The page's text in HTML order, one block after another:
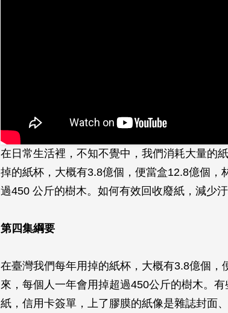
在日常生活裡，不知不覺中，我們消耗大量的
掉的紙­杯，大概有3.8億個，便當盒12.8億個，
過450 公斤的樹木。如何有效回收廢紙，減少
第四集綱要
在臺灣我們每年用掉的紙杯，大概有3.8億個，
來，每個人一年會用掉超過450公斤的樹木。
紙，信用卡簽單，上了膠膜的紙像是雜誌封面